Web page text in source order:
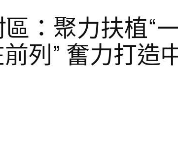
：聚力扶植“
列” 奮力打造